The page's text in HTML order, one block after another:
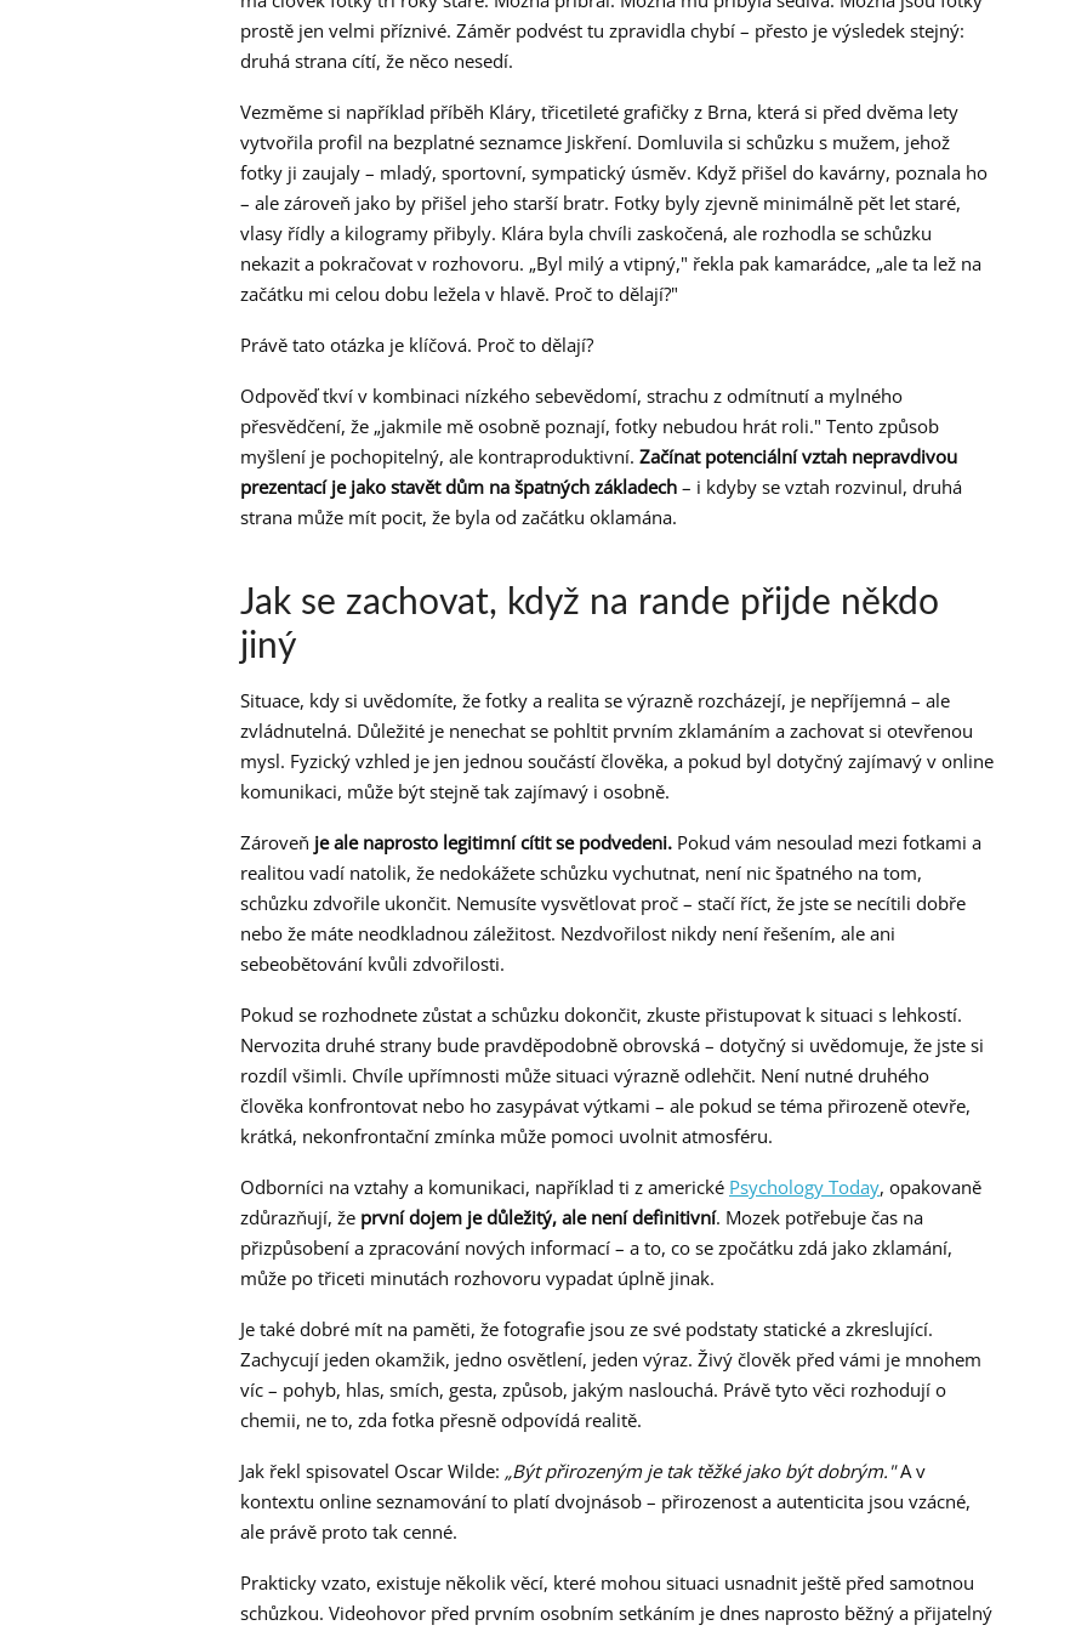
prostě jen velmi příznivé. Záměr podvést tu zpravidla chybí – přesto je výsledek stejný:
druhá strana cítí, že něco nesedí.
Vezměme si například příběh Kláry, třicetileté grafičky z Brna, která si před dvěma lety
vytvořila profil na bezplatné seznamce Jiskření. Domluvila si schůzku s mužem, jehož
fotky ji zaujaly – mladý, sportovní, sympatický úsměv. Když přišel do kavárny, poznala ho
– ale zároveň jako by přišel jeho starší bratr. Fotky byly zjevně minimálně pět let staré,
vlasy řídly a kilogramy přibyly. Klára byla chvíli zaskočená, ale rozhodla se schůzku
nekazit a pokračovat v rozhovoru. „Byl milý a vtipný," řekla pak kamarádce, „ale ta lež na
začátku mi celou dobu ležela v hlavě. Proč to dělají?"
Právě tato otázka je klíčová. Proč to dělají?
Odpověď tkví v kombinaci nízkého sebevědomí, strachu z odmítnutí a mylného
přesvědčení, že „jakmile mě osobně poznají, fotky nebudou hrát roli." Tento způsob
myšlení je pochopitelný, ale kontraproduktivní. Začínat potenciální vztah nepravdivou
prezentací je jako stavět dům na špatných základech – i kdyby se vztah rozvinul, druhá
strana může mít pocit, že byla od začátku oklamána.
Jak se zachovat, když na rande přijde někdo
jiný
Situace, kdy si uvědomíte, že fotky a realita se výrazně rozcházejí, je nepříjemná – ale
zvládnutelná. Důležité je nenechat se pohltit prvním zklamáním a zachovat si otevřenou
mysl. Fyzický vzhled je jen jednou součástí člověka, a pokud byl dotyčný zajímavý v online
komunikaci, může být stejně tak zajímavý i osobně.
Zároveň je ale naprosto legitimní cítit se podvedeni. Pokud vám nesoulad mezi fotkami a
realitou vadí natolik, že nedokážete schůzku vychutnat, není nic špatného na tom,
schůzku zdvořile ukončit. Nemusíte vysvětlovat proč – stačí říct, že jste se necítili dobře
nebo že máte neodkladnou záležitost. Nezdvořilost nikdy není řešením, ale ani
sebeobětování kvůli zdvořilosti.
Pokud se rozhodnete zůstat a schůzku dokončit, zkuste přistupovat k situaci s lehkostí.
Nervozita druhé strany bude pravděpodobně obrovská – dotyčný si uvědomuje, že jste si
rozdíl všimli. Chvíle upřímnosti může situaci výrazně odlehčit. Není nutné druhého
člověka konfrontovat nebo ho zasypávat výtkami – ale pokud se téma přirozeně otevře,
krátká, nekonfrontační zmínka může pomoci uvolnit atmosféru.
Odborníci na vztahy a komunikaci, například ti z americké Psychology Today, opakovaně
zdůrazňují, že první dojem je důležitý, ale není definitivní. Mozek potřebuje čas na
přizpůsobení a zpracování nových informací – a to, co se zpočátku zdá jako zklamání,
může po třiceti minutách rozhovoru vypadat úplně jinak.
Je také dobré mít na paměti, že fotografie jsou ze své podstaty statické a zkreslující.
Zachycují jeden okamžik, jedno osvětlení, jeden výraz. Živý člověk před vámi je mnohem
víc – pohyb, hlas, smích, gesta, způsob, jakým naslouchá. Právě tyto věci rozhodují o
chemii, ne to, zda fotka přesně odpovídá realitě.
Jak řekl spisovatel Oscar Wilde: „Být přirozeným je tak těžké jako být dobrým."A v
kontextu online seznamování to platí dvojnásob – přirozenost a autenticita jsou vzácné,
ale právě proto tak cenné.
Prakticky vzato, existuje několik věcí, které mohou situaci usnadnit ještě před samotnou
schůzkou. Videohovor před prvním osobním setkáním je dnes naprosto běžný a přijatelný